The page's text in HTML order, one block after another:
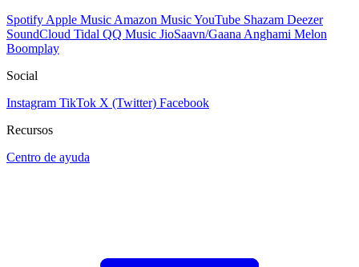
Spotify Apple Music Amazon MusicYouTube Shazam Deezer
SoundCloud Tidal QQ Music JioSaavn/Gaana Anghami Melon
Boomplay
Social
Instagram TikTok X (Twitter) Facebook
Recursos
Centro de ayuda